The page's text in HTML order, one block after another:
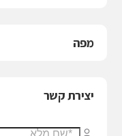
מפה
יצירת קשר